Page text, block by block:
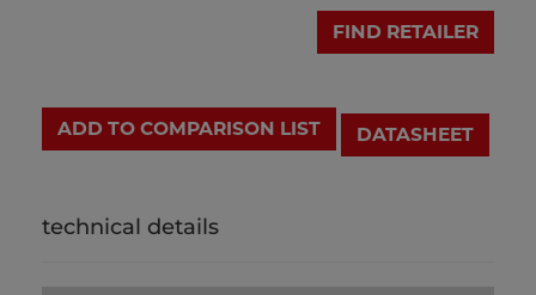
FIND RETAILER
ADD TO COMPARISON LIST DATASHEET
technical details